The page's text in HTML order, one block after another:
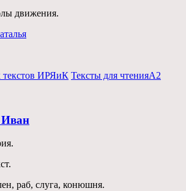
движения.
текстов ИРЯиК Тексты для чтенияА2
Иван
раб, слуга, конюшня.